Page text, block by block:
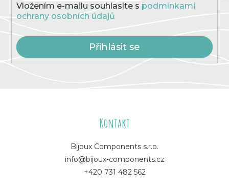
Vložením e-mailu souhlasíte s podmínkami
ochrany osobních údajů
Přihlásit se
Kontakt
Bijoux Components s.r.o.
info@bijoux-components.cz
+420 731 482 562